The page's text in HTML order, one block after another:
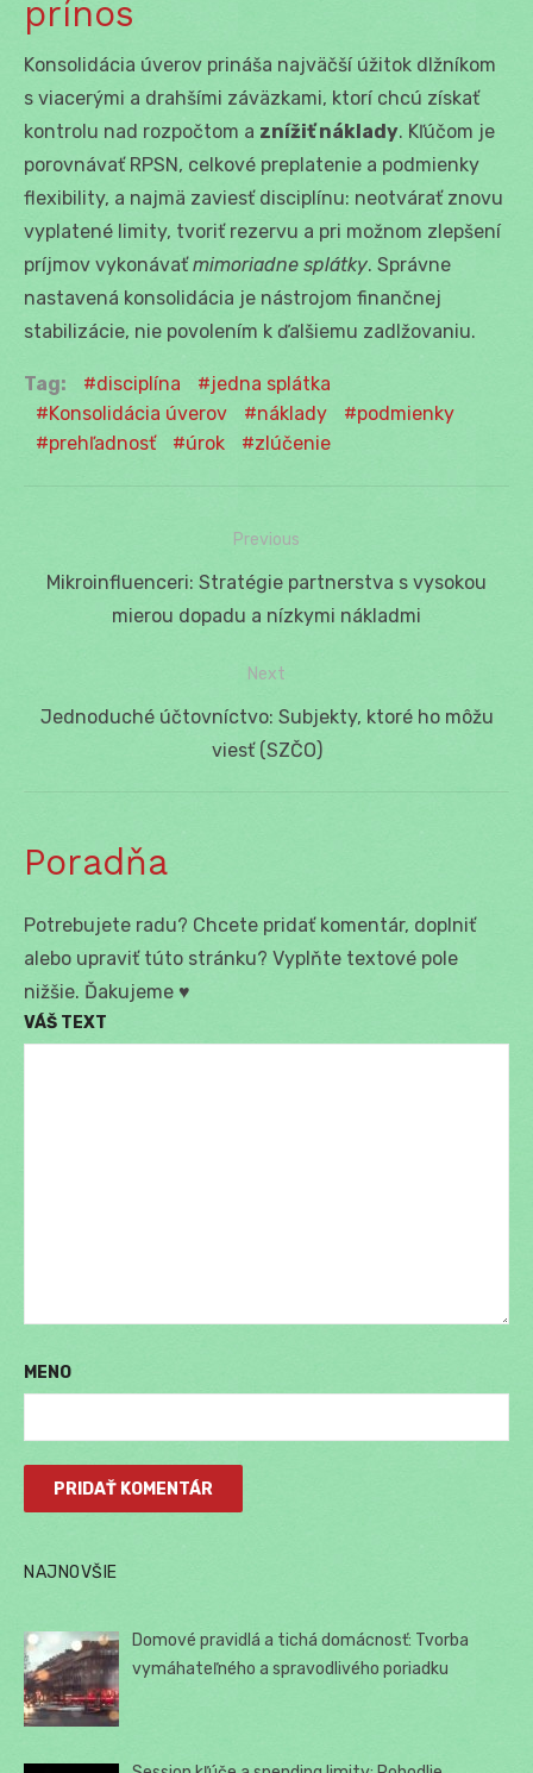
prínos
Konsolidácia úverov prináša najväčší úžitok dlžníkom
s viacerými a drahšími záväzkami, ktorí chcú získať
kontrolu nad rozpočtom a znížiť náklady. Kľúčom je
porovnávať RPSN, celkové preplatenie a podmienky
flexibility, a najmä zaviesť disciplínu: neotvárať znovu
vyplatené limity, tvoriť rezervu a pri možnom zlepšení
príjmov vykonávaťmimoriadne splátky. Správne
nastavená konsolidácia je nástrojom finančnej
stabilizácie, nie povolením k ďalšiemu zadlžovaniu.
Tag: disciplína
jedna splátka
Konsolidácia úverov
náklady
podmienky
prehľadnosť
úrok zlúčenie
Navigácia
Previous
Previous
Mikroinfluenceri: Stratégie partnerstva s vysokou
mierou dopadu a nízkymi nákladmi
Next
Next
Jednoduché účtovníctvo: Subjekty, ktoré ho môžu
viesť (SZČO)
Poradňa
Potrebujete radu? Chcete pridať komentár, doplniť
alebo upraviť túto stránku? Vyplňte textové pole
nižšie. Ďakujeme ♥
VÁŠ TEXT
MENO
NAJNOVŠIE
Domové pravidlá a tichá domácnosť: Tvorba
vymáhateľného a spravodlivého poriadku